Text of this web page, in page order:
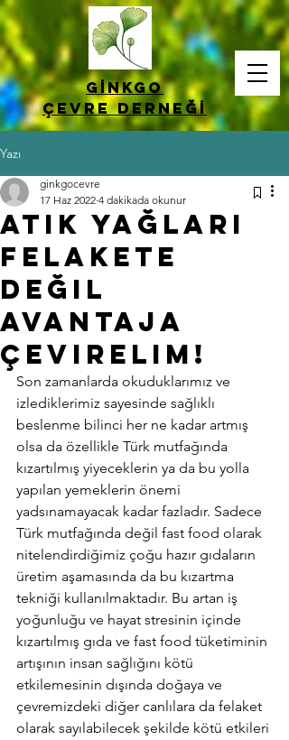
Gİnkgo
Çevrederneğİ
Yazı
Atık Yağları
Felakete
Değil
Avantaja
Çevirelim!
ginkgocevre
17 Haz 2022 4 dakikada okunur
Son zamanlarda okuduklarımız ve
izlediklerimiz sayesinde sağlıklı
beslenme bilinci her ne kadar artmış
olsa da özellikle Türk mutfağında
kızartılmış yiyeceklerin ya da bu yolla
yapılan yemeklerin önemi
yadsınamayacak kadar fazladır. Sadece
Türk mutfağında değil fast food olarak
nitelendirdiğimiz çoğu hazır gıdaların
üretim aşamasında da bu kızartma
tekniği kullanılmaktadır. Bu artan iş
yoğunluğu ve hayat stresinin içinde
kızartılmış gıda ve fast food tüketiminin
artışının insan sağlığını kötü
etkilemesinin dışında doğaya ve
çevremizdeki diğer canlılara da felaket
olarak sayılabilecek şekilde kötü etkileri